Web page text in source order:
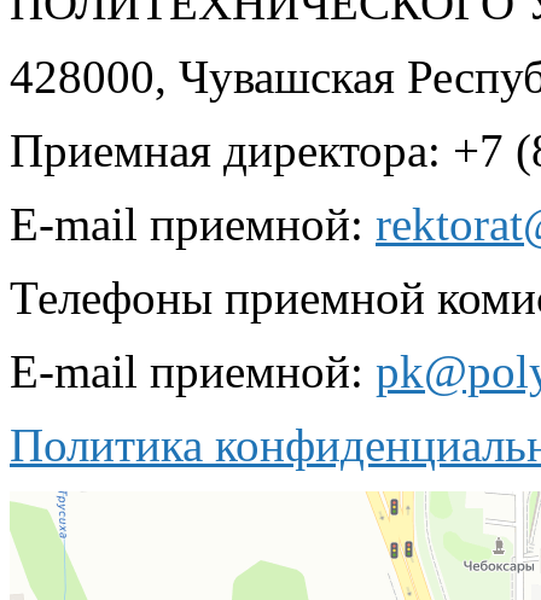
428000, Чувашская
Приемная директора: +7
E-mail приемной:
Телефоны приемной
E-mail приемной:
Политика